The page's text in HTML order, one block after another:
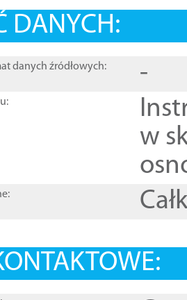
DANYCH:
danych źródłowych: -
w